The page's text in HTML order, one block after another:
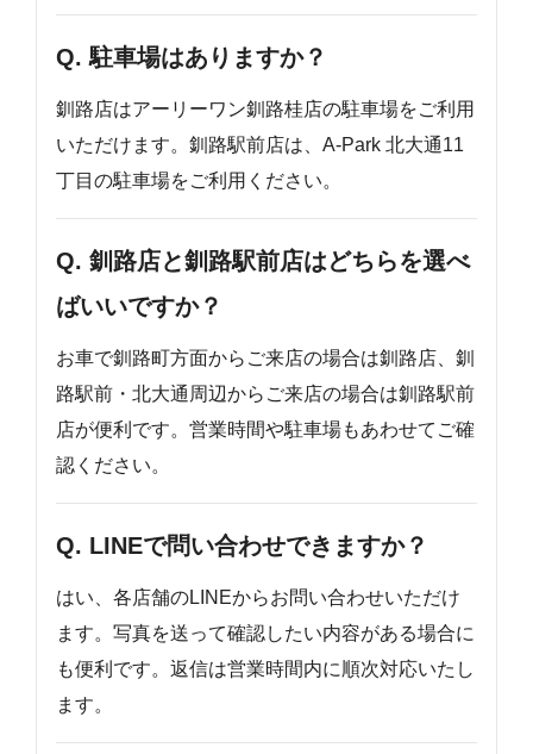
Q. 駐車場はありますか？
釧路店はアーリーワン釧路桂店の駐車場をご利用
いただけます。釧路駅前店は、A-Park 北大通11
丁目の駐車場をご利用ください。
Q. 釧路店と釧路駅前店はどちらを選べ
ばいいですか？
お車で釧路町方面からご来店の場合は釧路店、釧
路駅前・北大通周辺からご来店の場合は釧路駅前
店が便利です。営業時間や駐車場もあわせてご確
認ください。
Q. LINEで問い合わせできますか？
はい、各店舗のLINEからお問い合わせいただけ
ます。写真を送って確認したい内容がある場合に
も便利です。返信は営業時間内に順次対応いたし
ます。